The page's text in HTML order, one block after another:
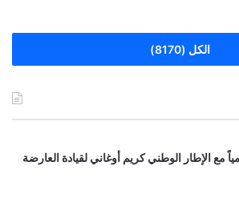
الكل (8170)
مع الإطار الوطني كريم أوغاني لقيادة العارضة